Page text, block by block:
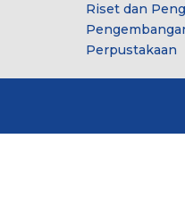
Riset dan
Perpustakaan